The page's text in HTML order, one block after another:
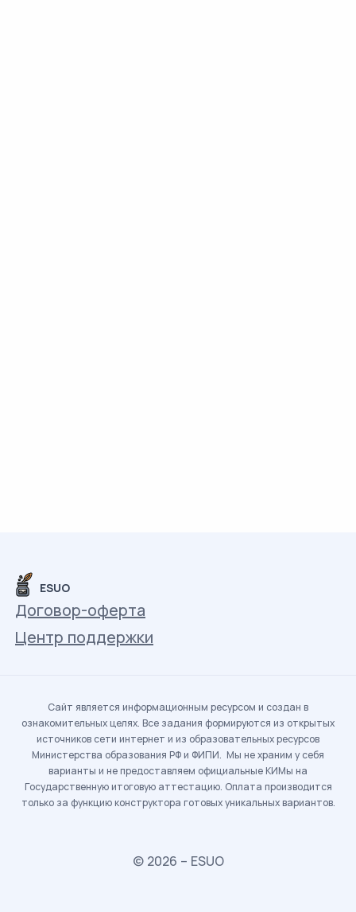
ESUO
Договор-оферта
Центр поддержки
Сайт является информационным ресурсом и создан в
ознакомительных целях. Все задания формируются из открытых
источников сети интернет и из образовательных ресурсов
Министерства образования РФ и ФИПИ. Мы не храним у себя
варианты и не предоставляем официальные КИМы на
Государственную итоговую аттестацию. Оплата производится
только за функцию конструктора готовых уникальных вариантов.
© 2026 – ESUO